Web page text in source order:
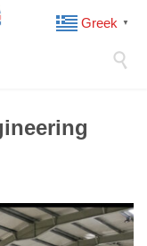

Greek ▼